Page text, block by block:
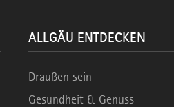
ALLGÄU ENTDECKEN
Draußen sein
Gesundheit & Genuss